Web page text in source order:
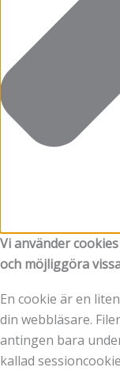
Vi använder
och möjliggöra
En cookie är en
din webbläsare.
antingen bara
kallad